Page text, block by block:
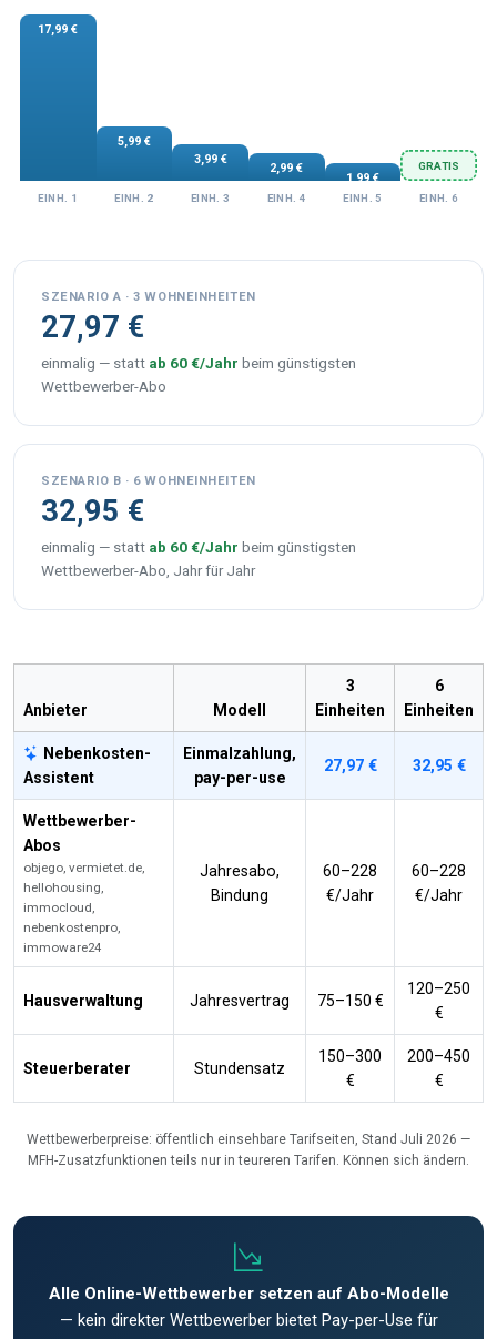
17,99 €
5,99 €
3,99 €
2,99 €
1,99 €
GRATIS
EINH. 1 EINH. 2 EINH. 3 EINH. 4 EINH. 5 EINH. 6
SZENARIO A · 3 WOHNEINHEITEN
27,97 €
einmalig — statt ab 60 €/Jahr beim günstigsten
Wettbewerber-Abo
SZENARIO B · 6 WOHNEINHEITEN
32,95 €
einmalig — statt ab 60 €/Jahr beim günstigsten
Wettbewerber-Abo, Jahr für Jahr
Anbieter Modell
3
Einheiten
6
Einheiten
Nebenkosten-
Assistent
Einmalzahlung,
pay-per-use
27,97 € 32,95 €
Wettbewerber-
Abos
objego, vermietet.de,
hellohousing,
immocloud,
nebenkostenpro,
immoware24
Jahresabo,
Bindung
60–228
€/Jahr
60–228
€/Jahr
Hausverwaltung Jahresvertrag 75–150 €
120–250
€
Steuerberater Stundensatz
150–300
€
200–450
€
Wettbewerberpreise: öffentlich einsehbare Tarifseiten, Stand Juli 2026 —
MFH-Zusatzfunktionen teils nur in teureren Tarifen. Können sich ändern.
Alle Online-Wettbewerber setzen auf Abo-Modelle
— kein direkter Wettbewerber bietet Pay-per-Use für